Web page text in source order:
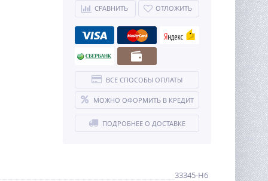
СРАВНИТЬ ОТЛОЖИТЬ
ВСЕ СПОСОБЫ ОПЛАТЫ
МОЖНО ОФОРМИТЬ В КРЕДИТ
ПОДРОБНЕЕ О ДОСТАВКЕ
33345-H6